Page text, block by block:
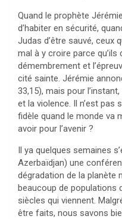
Quand le prophète
d’habiter en sécurité,
Judas d’être sauvé, ceux
mal à y croire parce
démembrement et
cité sainte. Jérémie
33,15), mais pour l’instant,
et la violence. Il n’est pas
fidèle quand le monde va
avoir pour l’avenir ?
Il ya quelques semaines
Azerbaïdjan) une
dégradation de la planète
beaucoup de populations
siècles qui viennent.
être faits, nous savons